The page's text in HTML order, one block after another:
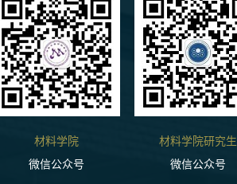
材料学院
微信公众号
材料学院研究生
微信公众号